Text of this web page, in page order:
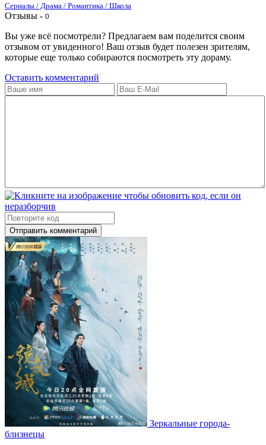
Сериалы / Драма / Романтика / Школа
Отзывы - 0
Вы уже всё посмотрели? Предлагаем вам поделится своим
отзывом от увиденного! Ваш отзыв будет полезен зрителям,
которые еще только собираются посмотреть эту дораму.
Оставить комментарий
Отправить комментарий
Зеркальные города-
близнецы